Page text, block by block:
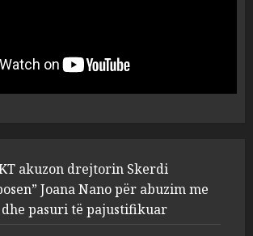
procedim penal për Koço
Kokëdhimën (VIDEO)
MARCH 27, 2025
sulmuan “One Albania”,
ngjarja u fsheh. A u vodhën
serverat?
MARCH 25, 2025
akuzon drejtorin Skerdi
Joana Nano për abuzim me
pasuri të pajustifikuar